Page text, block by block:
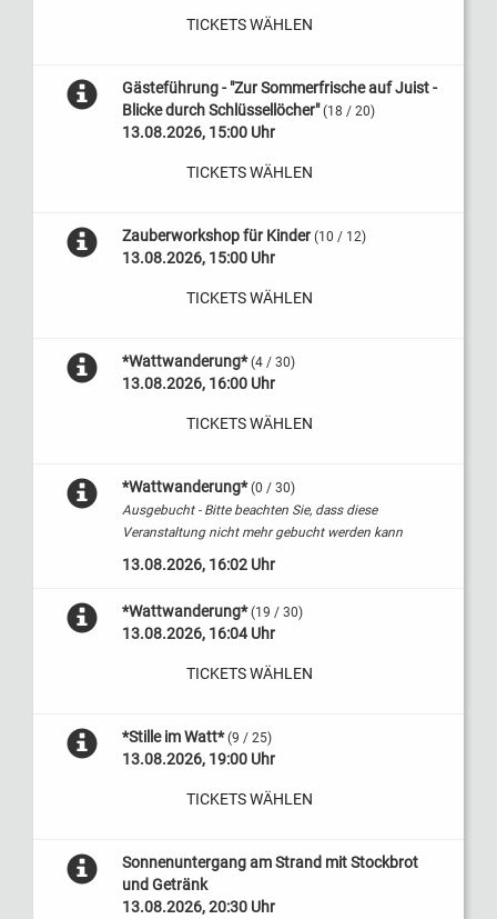
TICKETS WÄHLEN
Gästeführung - "Zur Sommerfrische auf Juist -
Blicke durch Schlüssellöcher" (18 / 20)
13.08.2026, 15:00 Uhr
TICKETS WÄHLEN
Zauberworkshop für Kinder (10 / 12)
13.08.2026, 15:00 Uhr
TICKETS WÄHLEN
*Wattwanderung* (4 / 30)
13.08.2026, 16:00 Uhr
TICKETS WÄHLEN
*Wattwanderung* (0 / 30)
Ausgebucht - Bitte beachten Sie, dass diese
Veranstaltung nicht mehr gebucht werden kann
13.08.2026, 16:02 Uhr
*Wattwanderung* (19 / 30)
13.08.2026, 16:04 Uhr
TICKETS WÄHLEN
*Stille im Watt* (9 / 25)
13.08.2026, 19:00 Uhr
TICKETS WÄHLEN
Sonnenuntergang am Strand mit Stockbrot
und Getränk
13.08.2026, 20:30 Uhr